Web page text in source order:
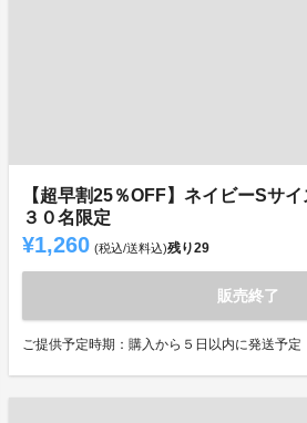
【超早割25％OFF】ネイビーS
３０名限定
¥1,260 (税込/送料込)残り29
販売終了
ご提供予定時期：購入から５日以内に発送予定